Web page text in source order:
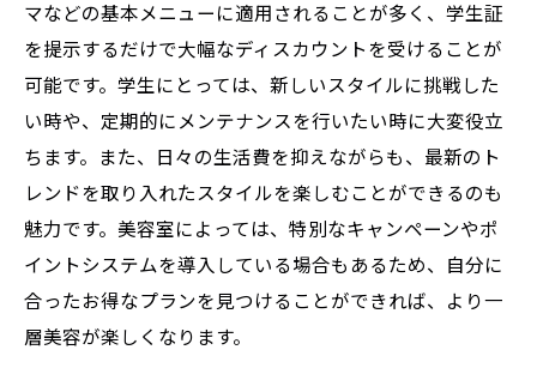
新しい自分を発見するスタイルチェンジ
摂津市の美容室で話題のトリートメント
学生必見！摂津市の美容室で変わる髪型選び
学生に人気のヘアスタイルランキング
個性を活かしたヘアスタイルの選択
美容室で相談できる髪型の悩み
トレンドを押さえた髪型を提案
季節に合わせたオススメの髪型
マなどの基本メニューに適用されることが多く、学生証
を提示するだけで大幅なディスカウントを受けることが
可能です。学生にとっては、新しいスタイルに挑戦した
い時や、定期的にメンテナンスを行いたい時に大変役立
ちます。また、日々の生活費を抑えながらも、最新のト
レンドを取り入れたスタイルを楽しむことができるのも
魅力です。美容室によっては、特別なキャンペーンやポ
イントシステムを導入している場合もあるため、自分に
合ったお得なプランを見つけることができれば、より一
層美容が楽しくなります。